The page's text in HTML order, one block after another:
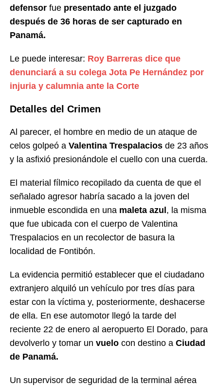
defensor fue presentado ante el juzgado
después de 36 horas de ser capturado en
Panamá.
Le puede interesar: Roy Barreras dice que
denunciará a su colega Jota Pe Hernández por
injuria y calumnia ante la Corte
Detalles del Crimen
Al parecer, el hombre en medio de un ataque de
celos golpeó a Valentina Trespalacios de 23 años
y la asfixió presionándole el cuello con una cuerda.
El material fílmico recopilado da cuenta de que el
señalado agresor habría sacado a la joven del
inmueble escondida en una maleta azul , la misma
que fue ubicada con el cuerpo de Valentina
Trespalacios en un recolector de basura la
localidad de Fontibón.
La evidencia permitió establecer que el ciudadano
extranjero alquiló un vehículo por tres días para
estar con la víctima y, posteriormente, deshacerse
de ella. En ese automotor llegó la tarde del
reciente 22 de enero al aeropuerto El Dorado, para
devolverlo y tomar un vuelo con destino a Ciudad
de Panamá.
Un supervisor de seguridad de la terminal aérea